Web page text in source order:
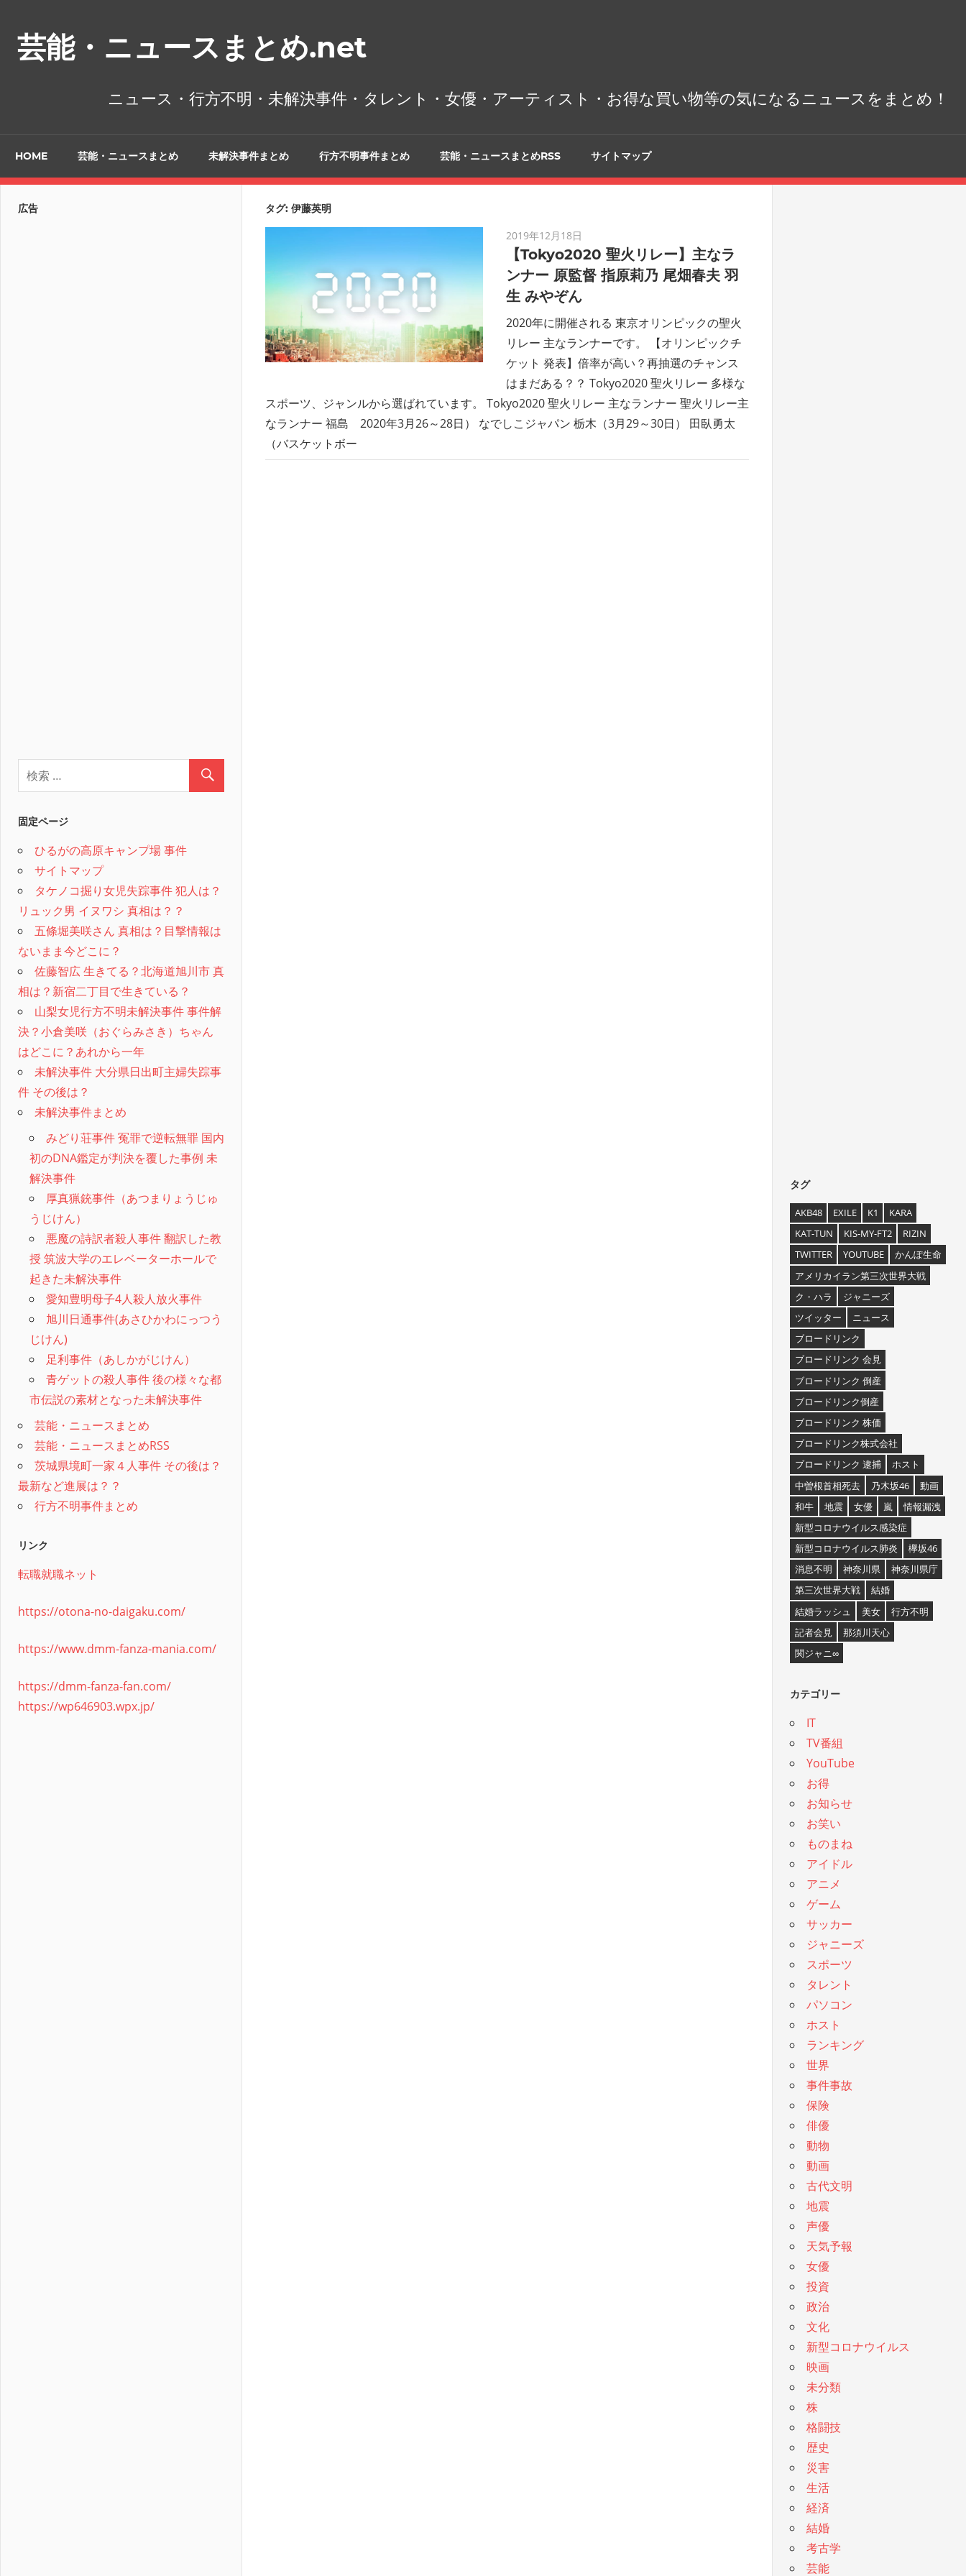
芸能・ニュースまとめ.net
ニュース・行方不明・未解決事件・タレント・女優・アーティスト・お得な買い物等の気になるニュースをまとめ！
HOME 芸能・ニュースまとめ 未解決事件まとめ 行方不明事件まとめ 芸能・ニュースまとめRSS サイトマップ
タグ: 伊藤英明
2019年12月18日
【Tokyo2020 聖火リレー】主なラ
ンナー 原監督 指原莉乃 尾畑春夫 羽
生 みやぞん
2020年に開催される 東京オリンピックの聖火
リレー 主なランナーです。 【オリンピックチ
ケット 発表】倍率が高い？再抽選のチャンス
はまだある？？ Tokyo2020 聖火リレー 多様な
スポーツ、ジャンルから選ばれています。 Tokyo2020 聖火リレー 主なランナー 聖火リレー主
なランナー 福島 2020年3月26～28日） なでしこジャパン 栃木（3月29～30日） 田臥勇太
（バスケットボー
広告
固定ページ
ひるがの高原キャンプ場 事件
サイトマップ
タケノコ掘り女児失踪事件 犯人は？
リュック男 イヌワシ 真相は？？
五條堀美咲さん 真相は？目撃情報は
ないまま今どこに？
佐藤智広 生きてる？北海道旭川市 真
相は？新宿二丁目で生きている？
山梨女児行方不明未解決事件 事件解
決？小倉美咲（おぐらみさき）ちゃん
はどこに？あれから一年
未解決事件 大分県日出町主婦失踪事
件 その後は？
未解決事件まとめ
みどり荘事件 冤罪で逆転無罪 国内
初のDNA鑑定が判決を覆した事例 未
解決事件
厚真猟銃事件（あつまりょうじゅ
うじけん）
悪魔の詩訳者殺人事件 翻訳した教
授 筑波大学のエレベーターホールで
起きた未解決事件
愛知豊明母子4人殺人放火事件
旭川日通事件(あさひかわにっつう
じけん)
足利事件（あしかがじけん）
青ゲットの殺人事件 後の様々な都
市伝説の素材となった未解決事件
芸能・ニュースまとめ
芸能・ニュースまとめRSS
茨城県境町一家４人事件 その後は？
最新など進展は？？
行方不明事件まとめ
リンク
転職就職ネット
https://otona-no-daigaku.com/
https://www.dmm-fanza-mania.com/
https://dmm-fanza-fan.com/
https://wp646903.wpx.jp/
タグ
AKB48 EXILE K1
KARA
KAT-TUN
KIS-MY-FT2
RIZIN
TWITTER
YOUTUBE
かんぽ生命
アメリカイラン第三次世界大戦
ク・ハラ
ジャニーズ
ツイッター
ニュース
ブロードリンク
ブロードリンク 会見
ブロードリンク 倒産
ブロードリンク倒産
ブロードリンク 株価
ブロードリンク株式会社
ブロードリンク 逮捕
ホスト
中曽根首相死去
乃木坂46
動画
和牛
地震 女優 嵐
情報漏洩
新型コロナウイルス感染症
新型コロナウイルス肺炎
欅坂46
消息不明
神奈川県
神奈川県庁
第三次世界大戦
結婚
結婚ラッシュ
美女
行方不明
記者会見
那須川天心
関ジャニ∞
カテゴリー
IT
TV番組
YouTube
お得
お知らせ
お笑い
ものまね
アイドル
アニメ
ゲーム
サッカー
ジャニーズ
スポーツ
タレント
パソコン
ホスト
ランキング
世界
事件事故
保険
俳優
動物
動画
古代文明
地震
声優
天気予報
女優
投資
政治
文化
新型コロナウイルス
映画
未分類
株
格闘技
歴史
災害
生活
経済
結婚
考古学
芸能